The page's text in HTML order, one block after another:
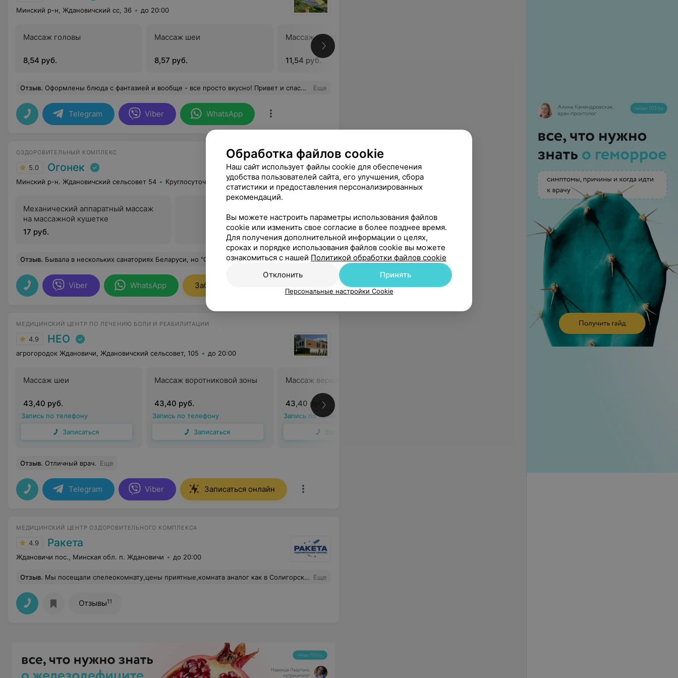
Минский р-н, Ждановичский сс, 36 до 20:00
Массаж головы
8,54 руб.
Массаж шеи
8,57 руб.
Массаж воротниковой зоны
11,54 руб.
Отзыв. Оформлены блюда с фантазией и вообще - все просто вкусно! Привет и спасибо ребятам из спортивно-оздоровительной группы! Вы все такие классные, спасибо за внимание и поддержку в спортзале, на лыжных прогулках, в бассейне и сауне! Вы везде внимательны и предупредительны! Я обязательно сюда вернусь! Удачи вам всем, здоровья, будьте счастливы, ну а профессионализма вам не занимать!!! Еще
Telegram Viber WhatsApp
ОЗДОРОВИТЕЛЬНЫЙ КОМПЛЕКС
5.0 Огонек
Минский р-н. Ждановичский сельсовет 54 Круглосуточно
Механический аппаратный массаж
на массажной кушетке
17 руб.
Все цены
Отзыв. Бывала в нескольких санаториях Беларуси, но "Огонёк" оказался самым душевным. Даст Бог, поеду туда ещё раз. Персонал, кухня, номер- профессионально, вкусно, уютно! Еще
Viber WhatsApp Забронировать
МЕДИЦИНСКИЙ ЦЕНТР ПО ЛЕЧЕНИЮ БОЛИ И РЕАБИЛИТАЦИИ
4.9 НЕО
агрогородок Ждановичи, Ждановичский сельсовет, 105 до 20:00
Массаж шеи
43,40 руб.
Запись по телефону
Записаться
Массаж воротниковой зоны
43,40 руб.
Запись по телефону
Записаться
Массаж верхней конечности
43,40 руб.
Запись по телефону
Записаться
Отзыв. Отличный врач. Еще
Telegram Viber Записаться онлайн
МЕДИЦИНСКИЙ ЦЕНТР ОЗДОРОВИТЕЛЬНОГО КОМПЛЕКСА
4.9 Ракета
Ждановичи пос., Минская обл. п. Ждановичи до 20:00
Отзыв. Мы посещали спелеокомнату,цены приятные,комната аналог как в Солигорске из камней соляных,кровати,боксы отдельные для 3-4 человек! Бассейн утром цена меньше,после 16 с сауной... Еще
Отзывы11
Обработка файлов cookie
Наш сайт использует файлы cookie для обеспечения
удобства пользователей сайта, его улучшения, сбора
статистики и предоставления персонализированных
рекомендаций.
Вы можете настроить параметры использования файлов
cookie или изменить свое согласие в более позднее время.
Для получения дополнительной информации о целях,
сроках и порядке использования файлов cookie вы можете
ознакомиться с нашей Политикой обработки файлов cookie
Отклонить
Принять
Персональные настройки Cookie